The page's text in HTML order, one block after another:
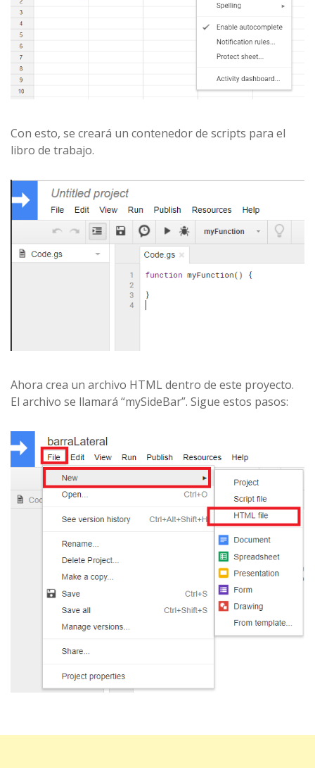
Con esto, se creará un contenedor de scripts para el
libro de trabajo.
Ahora crea un archivo HTML dentro de este proyecto.
El archivo se llamará “mySideBar”. Sigue estos pasos: